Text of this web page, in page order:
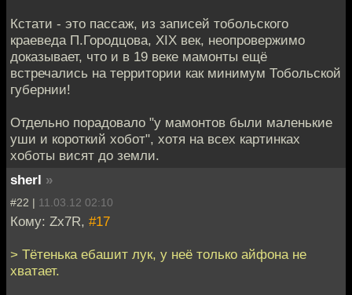
Кстати - это пассаж, из записей тобольского
краеведа П.Городцова, XIX век, неопровержимо
доказывает, что и в 19 веке мамонты ещё
встречались на территории как минимум Тобольской
губернии!
Отдельно порадовало "у мамонтов были маленькие
уши и короткий хобот", хотя на всех картинках
хоботы висят до земли.
sherl »
#22 | 11.03.12 02:10
Кому: Zx7R, #17
> Тётенька ебашит лук, у неё только айфона не
хватает.